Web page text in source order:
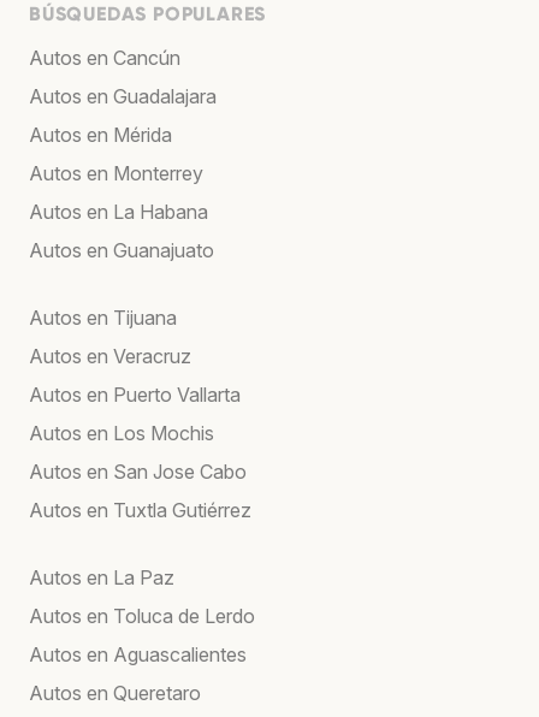
BÚSQUEDAS POPULARES
Autos en Cancún
Autos en Guadalajara
Autos en Mérida
Autos en Monterrey
Autos en La Habana
Autos en Guanajuato
Autos en Tijuana
Autos en Veracruz
Autos en Puerto Vallarta
Autos en Los Mochis
Autos en San Jose Cabo
Autos en Tuxtla Gutiérrez
Autos en La Paz
Autos en Toluca de Lerdo
Autos en Aguascalientes
Autos en Queretaro